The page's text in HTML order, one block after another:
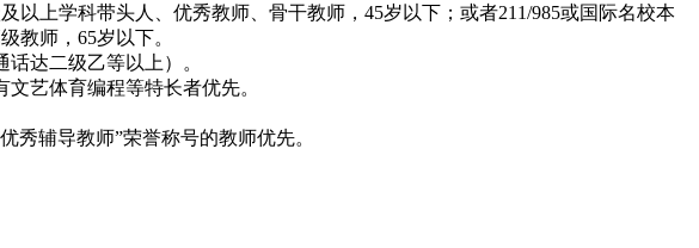
上学科带头人、优秀教师、骨干教师，45岁以下；或者211/985或国际名校本
教师，65岁以下。
达二级乙等以上）。
艺体育编程等特长者优先。
秀辅导教师”荣誉称号的教师优先。